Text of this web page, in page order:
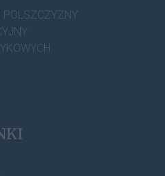
POLSZCZYZNY